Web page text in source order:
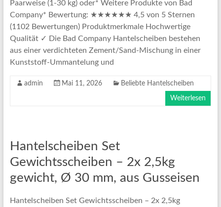
Paarweise (1-30 kg) oder* Weitere Produkte von Bad
Company* Bewertung: ★★★★★★ 4,5 von 5 Sternen
(1102 Bewertungen) Produktmerkmale Hochwertige
Qualität ✓ Die Bad Company Hantelscheiben bestehen
aus einer verdichteten Zement/Sand-Mischung in einer
Kunststoff-Ummantelung und
admin Mai 11, 2026 Beliebte Hantelscheiben
Weiterlesen
Hantelscheiben Set
Gewichtsscheiben – 2x 2,5kg
gewicht, Ø 30 mm, aus Gusseisen
Hantelscheiben Set Gewichtsscheiben – 2x 2,5kg